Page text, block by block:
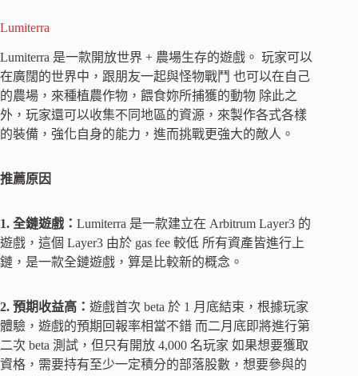
Lumiterra
Lumiterra 是一款開放世界 + 農場生存的遊戲。 玩家可以
在廣闊的世界中，跟朋友一起與怪物戰鬥 也可以在自己
的農場，來種植農作物，餵食妳所捕獲的動物 除此之
外，玩家還可以收集不同地區的資源，來製作各式各樣
的裝備，強化自身的能力，進而挑戰更強大的敵人。
推薦原因
1. 全鏈遊戲： Lumiterra 是一款建立在 Arbitrum Layer3 的
遊戲，這個 Layer3 由於 gas fee 較低 所有資產皆進行上
鏈，是一款全鏈遊戲，算是比較新的概念。
2. 預期收益高： 遊戲首次 beta 於 1 月底結束，根據玩家
體驗，遊戲的預期回報率相當不錯 而二月底即將進行第
二次 beta 測試，但只有開放 4,000 名玩家 如果想要獲取
資格，需要持有至少一定積分的部落股數，想要參與的